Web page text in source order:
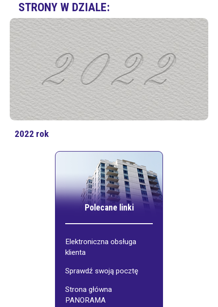
STRONY W DZIALE:
2022 rok
Polecane linki
Elektroniczna obsługa
klienta
Sprawdź swoją pocztę
Strona główna
PANORAMA